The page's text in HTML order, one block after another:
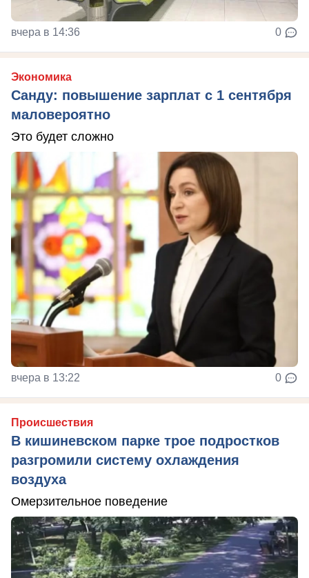
вчера в 14:36 0
Экономика
Санду: повышение зарплат с 1 сентября
маловероятно
Это будет сложно
вчера в 13:22 0
Происшествия
В кишиневском парке трое подростков
разгромили систему охлаждения
воздуха
Омерзительное поведение